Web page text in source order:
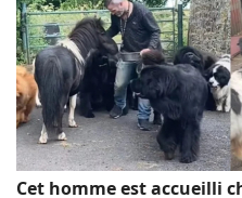
Cet homme est accueilli